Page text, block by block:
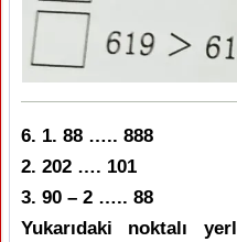
6. 1. 88 ….. 888
2. 202 …. 101
3. 90 – 2 ….. 88
Yukarıdaki noktalı